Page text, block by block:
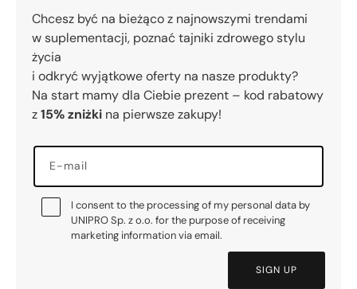
Chcesz być na bieżąco z najnowszymi trendami
w suplementacji, poznać tajniki zdrowego stylu
życia
i odkryć wyjątkowe oferty na nasze produkty?
Na start mamy dla Ciebie prezent – kod rabatowy
z15% zniżki na pierwsze zakupy!
E-mail
I consent to the processing of my personal data by
UNIPRO Sp. z o.o. for the purpose of receiving
marketing information via email.
SIGN UP